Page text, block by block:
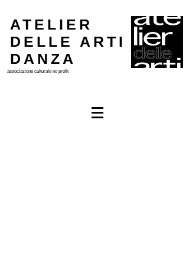
ATELIER
DELLE ARTI
DANZA
associazione culturale no profit